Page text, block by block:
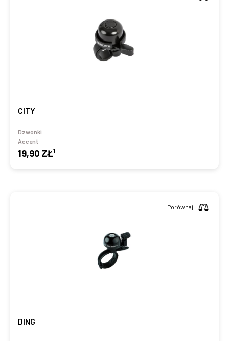
CITY
Dzwonki
Accent
19,90 ZŁ1
DING
Porównaj